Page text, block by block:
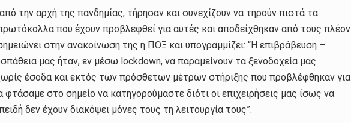
την αρχή της πανδημίας, τήρησαν και συνεχίζουν να τηρούν πιστά τα
που έχουν προβλεφθεί για αυτές και αποδείχθηκαν από τους πλέον
στην ανακοίνωση της η ΠΟΞ και υπογραμμίζει: “Η επιβράβευση –
μας ήταν, εν μέσω lockdown, να παραμείνουν τα ξενοδοχεία μας
έσοδα και εκτός των πρόσθετων μέτρων στήριξης που προβλέφθηκαν για
φτάσαμε στο σημείο να κατηγορούμαστε διότι οι επιχειρήσεις μας ίσως να
δεν έχουν διακόψει μόνες τους τη λειτουργία τους”.